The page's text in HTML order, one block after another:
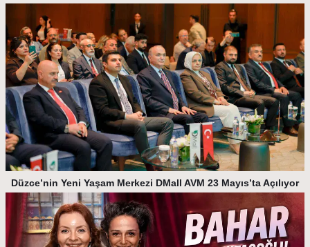
Düzce’nin Yeni Yaşam Merkezi DMall AVM 23 Mayıs’ta Açılıyor